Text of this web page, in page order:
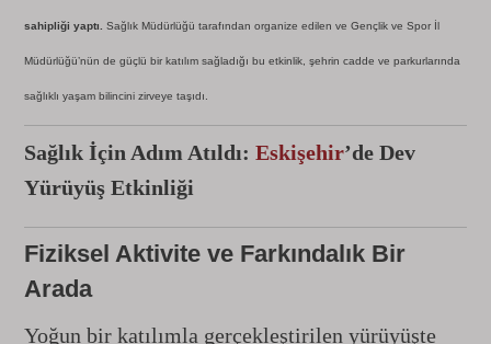
sahipliği yaptı. Sağlık Müdürlüğü tarafından organize edilen ve Gençlik ve Spor İl
Müdürlüğü’nün de güçlü bir katılım sağladığı bu etkinlik, şehrin cadde ve parkurlarında
sağlıklı yaşam bilincini zirveye taşıdı.
Sağlık İçin Adım Atıldı: Eskişehir’de Dev
Yürüyüş Etkinliği
Fiziksel Aktivite ve Farkındalık Bir
Arada
Yoğun bir katılımla gerçekleştirilen yürüyüşte